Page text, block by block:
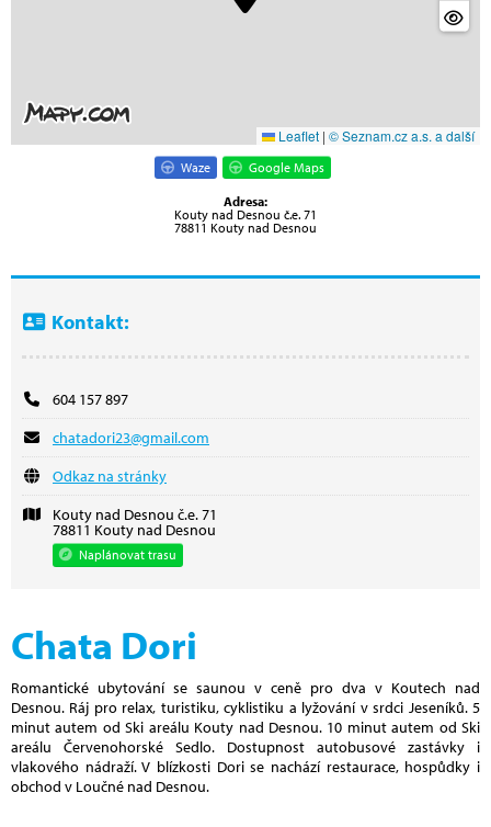
Leaflet | © Seznam.cz a.s. a další
Waze Google Maps
Adresa:
Kouty nad Desnou č.e. 71
78811 Kouty nad Desnou
Kontakt:
604 157 897
chatadori23@gmail.com
Odkaz na stránky
Kouty nad Desnou č.e. 71
78811 Kouty nad Desnou
Naplánovat trasu
Chata Dori
Romantické ubytování se saunou v ceně pro dva v Koutech nad
Desnou. Ráj pro relax, turistiku, cyklistiku a lyžování v srdci Jeseníků. 5
minut autem od Ski areálu Kouty nad Desnou. 10 minut autem od Ski
areálu Červenohorské Sedlo. Dostupnost autobusové zastávky i
vlakového nádraží. V blízkosti Dori se nachází restaurace, hospůdky i
obchod v Loučné nad Desnou.